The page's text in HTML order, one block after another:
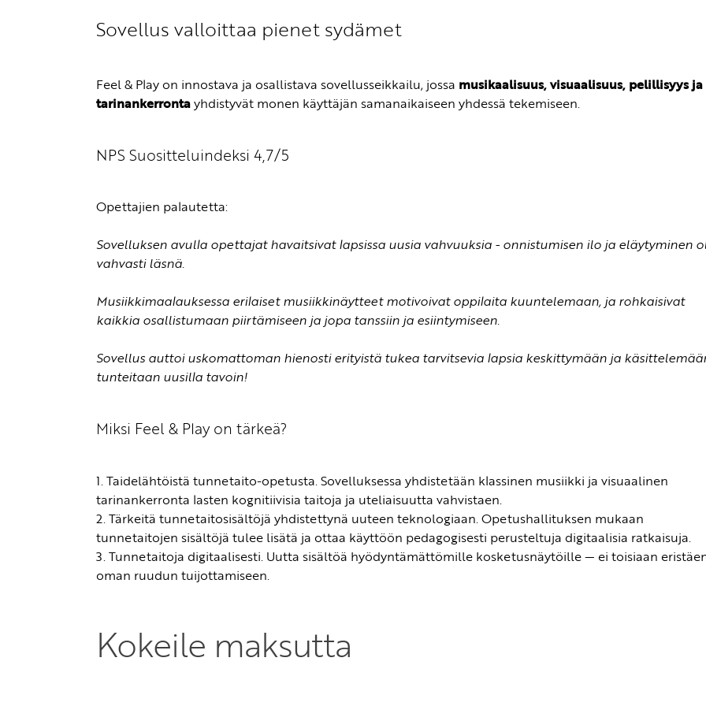
Sovellus valloittaa pienet sydämet
Feel & Play on innostava ja osallistava sovellusseikkailu, jossa musikaalisuus, visuaalisuus, pelillisyys ja
tarinankerrontayhdistyvät monen käyttäjän samanaikaiseen yhdessä tekemiseen.
NPS Suositteluindeksi 4,7/5
Opettajien palautetta:
Sovelluksen avulla opettajat havaitsivat lapsissa uusia vahvuuksia - onnistumisen ilo ja eläytyminen
vahvasti läsnä.
Musiikkimaalauksessa erilaiset musiikkinäytteet motivoivat oppilaita kuuntelemaan, ja rohkaisivat
kaikkia osallistumaan piirtämiseen ja jopa tanssiin ja esiintymiseen.
Sovellus auttoi uskomattoman hienosti erityistä tukea tarvitsevia lapsia keskittymään ja
tunteitaan uusilla tavoin!
Miksi Feel & Play on tärkeä?
1. Taidelähtöistä tunnetaito-opetusta. Sovelluksessa yhdistetään klassinen musiikki ja visuaalinen
tarinankerronta lasten kognitiivisia taitoja ja uteliaisuutta vahvistaen.
2. Tärkeitä tunnetaitosisältöjä yhdistettynä uuteen teknologiaan. Opetushallituksen mukaan
tunnetaitojen sisältöjä tulee lisätä ja ottaa käyttöön pedagogisesti perusteltuja digitaalisia ratkaisuja.
3. Tunnetaitoja digitaalisesti. Uutta sisältöä hyödyntämättömille kosketusnäytöille — ei toisiaan
oman ruudun tuijottamiseen.
Kokeile maksutta